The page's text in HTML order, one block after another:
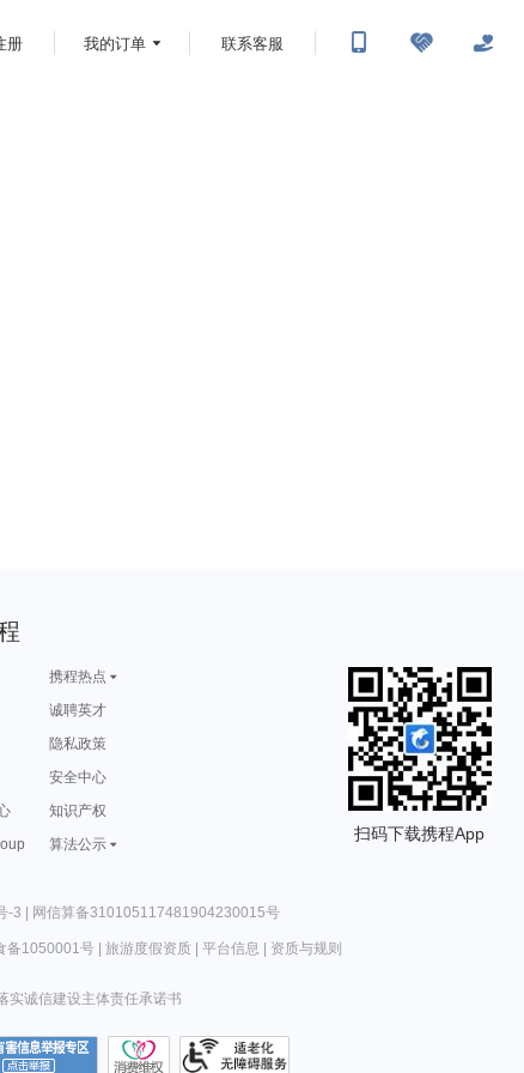
册 我的订单 联系客服
携程热点
诚聘英才
隐私政策
安全中心
知识产权
算法公示
扫码下载携程App
-3 | 网信算备310105117481904230015号
备1050001号| 旅游度假资质| 平台信息 资质与规则
实诚信建设主体责任承诺书